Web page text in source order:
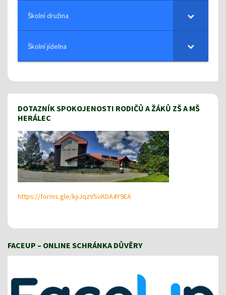
Školní družina
Školní jídelna
DOTAZNÍK SPOKOJENOSTI RODIČŮ A ŽÁKŮ ZŠ A MŠ
HERÁLEC
https://forms.gle/kjiJqzVSvKDA4Y9EA
FACEUP – ONLINE SCHRÁNKA DŮVĚRY